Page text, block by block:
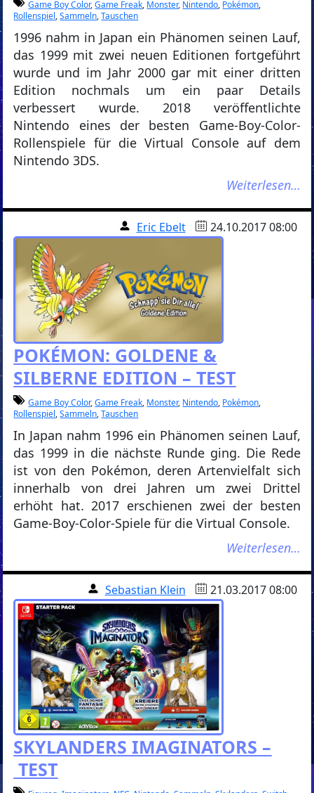
Game Boy Color,Game Freak, Monster, Nintendo, Pokémon,
Rollenspiel,Sammeln,Tauschen
1996 nahm in Japan ein Phänomen seinen Lauf,
das 1999 mit zwei neuen Editionen fortgeführt
wurde und im Jahr 2000 gar mit einer dritten
Edition nochmals um ein paar Details
verbessert wurde. 2018 veröffentlichte
Nintendo eines der besten Game-Boy-Color-
Rollenspiele für die Virtual Console auf dem
Nintendo 3DS.
Weiterlesen…
Eric Ebelt 24.10.2017 08:00
POKÉMON: GOLDENE &
SILBERNE EDITION – TEST
Game Boy Color,Game Freak, Monster, Nintendo, Pokémon,
Rollenspiel,Sammeln,Tauschen
In Japan nahm 1996 ein Phänomen seinen Lauf,
das 1999 in die nächste Runde ging. Die Rede
ist von den Pokémon, deren Artenvielfalt sich
innerhalb von drei Jahren um zwei Drittel
erhöht hat. 2017 erschienen zwei der besten
Game-Boy-Color-Spiele für die Virtual Console.
Weiterlesen…
Sebastian Klein 21.03.2017 08:00
SKYLANDERS IMAGINATORS –
TEST